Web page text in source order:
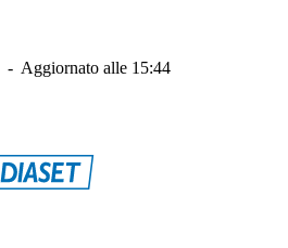
- Aggiornato alle 15:44